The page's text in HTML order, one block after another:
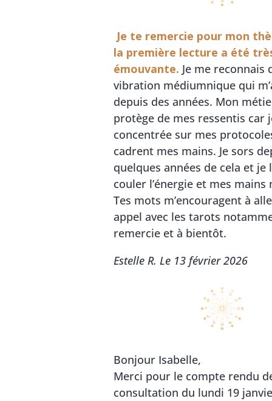
Je te remercie pour mon
la première lecture a été
émouvante. Je me reconnais
vibration médiumnique qui
depuis des années. Mon
protège de mes ressentis car
concentrée sur mes
cadrent mes mains. Je sors
quelques années de cela et je
couler l’énergie et mes mains
Tes mots m’encouragent à
appel avec les tarots
remercie et à bientôt.
Estelle R. Le 13 février 2026
Bonjour Isabelle,
Merci pour le compte rendu
consultation du lundi 19